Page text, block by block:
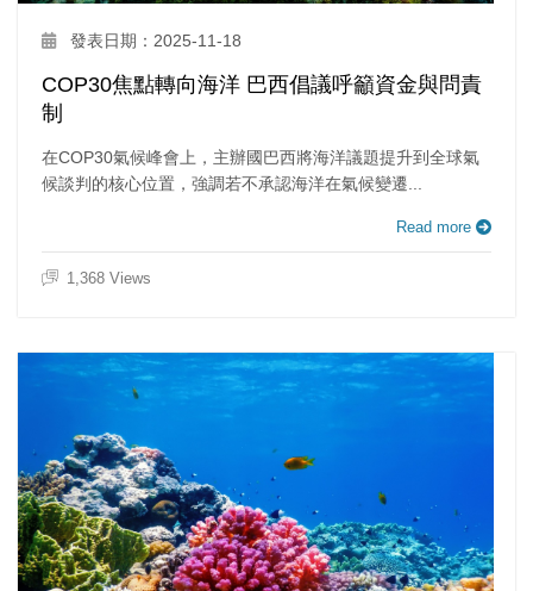
發表日期：2025-11-18
COP30焦點轉向海洋 巴西倡議呼籲資金與問責
制
在COP30氣候峰會上，主辦國巴西將海洋議題提升到全球氣
候談判的核心位置，強調若不承認海洋在氣候變遷...
Read more
1,368 Views